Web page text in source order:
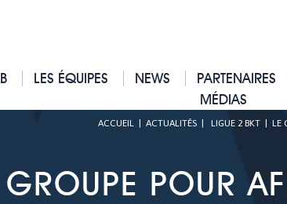
LES ÉQUIPES NEWS PARTENAIRES
MÉDIAS
ACCUEIL ACTUALITÉS LIGUE 2 BKT LE
POUR